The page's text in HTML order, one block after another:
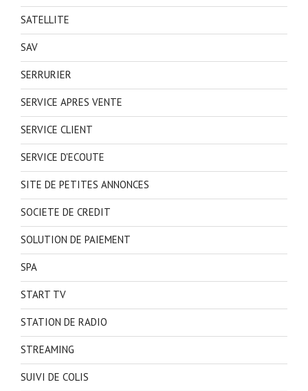
SATELLITE
SAV
SERRURIER
SERVICE APRES VENTE
SERVICE CLIENT
SERVICE D'ECOUTE
SITE DE PETITES ANNONCES
SOCIETE DE CREDIT
SOLUTION DE PAIEMENT
SPA
START TV
STATION DE RADIO
STREAMING
SUIVI DE COLIS